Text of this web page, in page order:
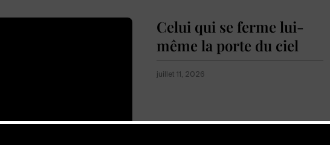
Celui qui se ferme lui-
même la porte du ciel
juillet 11, 2026